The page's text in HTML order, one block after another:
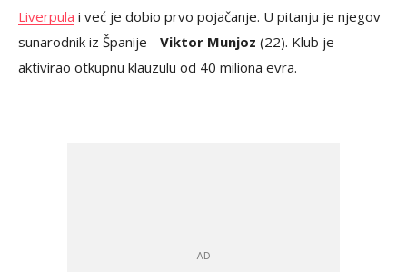
Liverpula i već je dobio prvo pojačanje. U pitanju je njegov
sunarodnik iz Španije - Viktor Munjoz (22). Klub je
aktivirao otkupnu klauzulu od 40 miliona evra.